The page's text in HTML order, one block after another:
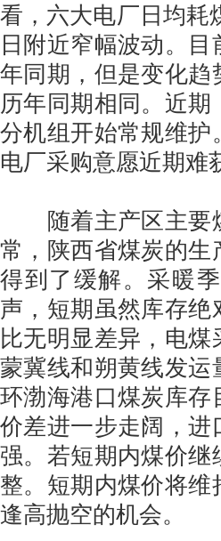
看，六大电厂日均耗
日附近窄幅波动。
年同期，但是变化
历年同期相同。近
分机组开始常规维
电厂采购意愿近期难
随着主产区主要
常，陕西省煤炭的
得到了缓解。采暖
声，短期虽然库存
比无明显差异，电
蒙冀线和朔黄线发
环渤海港口煤炭库
价差进一步走阔，
强。若短期内煤价
整。短期内煤价将
逢高抛空的机会。